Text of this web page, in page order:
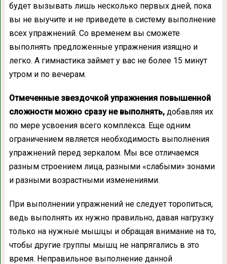
будет вызывать лишь несколько первых дней, пока
вы не выучите и не приведете в систему выполнение
всех упражнений. Со временем вы сможете
выполнять предложенные упражнения изящно и
легко. А гимнастика займет у вас не более 15 минут
утром и по вечерам.
Отмеченные звездочкой упражнения повышенной
сложности можно сразу не выполнять,добавляя их
по мере усвоения всего комплекса. Еще одним
ограничением является необходимость выполнения
упражнений перед зеркалом. Мы все отличаемся
разным строением лица, разными «слабыми» зонами
и разными возрастными изменениями.
При выполнении упражнений не следует торопиться,
ведь выполнять их нужно правильно, давая нагрузку
только на нужные мышцы и обращая внимание на то,
чтобы другие группы мышц не напрягались в это
время. Неправильное выполнение данной